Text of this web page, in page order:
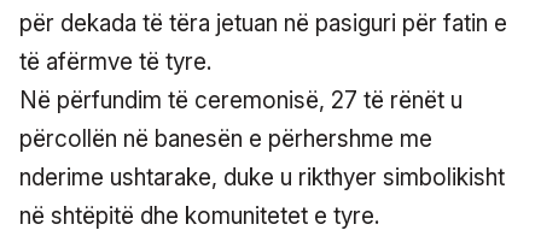
për dekada të tëra jetuan në pasiguri për fatin e
të afërmve të tyre.
Në përfundim të ceremonisë, 27 të rënët u
përcollën në banesën e përhershme me
nderime ushtarake, duke u rikthyer simbolikisht
në shtëpitë dhe komunitetet e tyre.